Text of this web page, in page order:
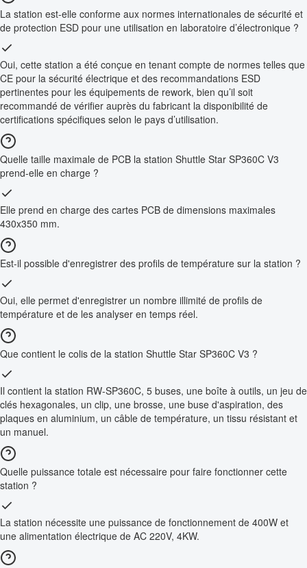
La station est-elle conforme aux normes internationales de sécurité et
de protection ESD pour une utilisation en laboratoire d’électronique ?
Oui, cette station a été conçue en tenant compte de normes telles que
CE pour la sécurité électrique et des recommandations ESD
pertinentes pour les équipements de rework, bien qu’il soit
recommandé de vérifier auprès du fabricant la disponibilité de
certifications spécifiques selon le pays d’utilisation.
Quelle taille maximale de PCB la station Shuttle Star SP360C V3
prend-elle en charge ?
Elle prend en charge des cartes PCB de dimensions maximales
430x350 mm.
Est-il possible d'enregistrer des profils de température sur la station ?
Oui, elle permet d'enregistrer un nombre illimité de profils de
température et de les analyser en temps réel.
Que contient le colis de la station Shuttle Star SP360C V3 ?
Il contient la station RW-SP360C, 5 buses, une boîte à outils, un jeu de
clés hexagonales, un clip, une brosse, une buse d'aspiration, des
plaques en aluminium, un câble de température, un tissu résistant et
un manuel.
Quelle puissance totale est nécessaire pour faire fonctionner cette
station ?
La station nécessite une puissance de fonctionnement de 400W et
une alimentation électrique de AC 220V, 4KW.